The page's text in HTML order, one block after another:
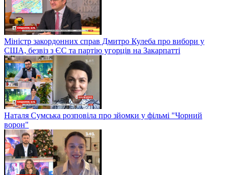
Міністр закордонних справ Дмитро Кулеба про вибори у
США, безвіз з ЄС та партію угорців на Закарпатті
Наталя Сумська розповіла про зйомки у фільмі "Чорний
ворон"